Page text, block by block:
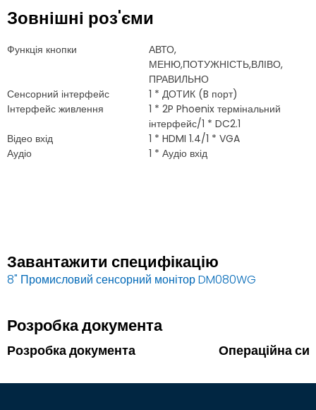
Зовнішні роз'єми
Функція кнопки
АВТО,
МЕНЮ,ПОТУЖНІСТЬ,ВЛІВО,
ПРАВИЛЬНО
Сенсорний інтерфейс
1 * ДОТИК (B порт)
Інтерфейс живлення
1 * 2P Phoenix термінальний
інтерфейс/1 * DC2.1
Відео вхід
1 * HDMI 1.4/1 * VGA
Аудіо
1 * Аудіо вхід
Завантажити специфікацію
8" Промисловий сенсорний монітор DM080WG
Розробка документа
Розробка документа Операційна